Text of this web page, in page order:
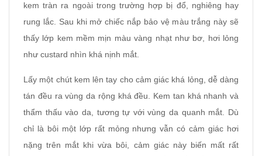
kem tràn ra ngoài trong trường hợp bị đổ, nghiêng hay
rung lắc. Sau khi mở chiếc nắp bảo vệ màu trắng này sẽ
thấy lớp kem mềm mịn màu vàng nhạt như bơ, hơi lỏng
như custard nhìn khá nịnh mắt.
Lấy một chút kem lên tay cho cảm giác khá lỏng, dễ dàng
tán đều ra vùng da rộng khá đều. Kem tan khá nhanh và
thẩm thấu vào da, tương tự với vùng da quanh mắt. Dù
chỉ là bôi một lớp rất mỏng nhưng vẫn có cảm giác hơi
nặng trên mắt khi vừa bôi, cảm giác này biến mất rất